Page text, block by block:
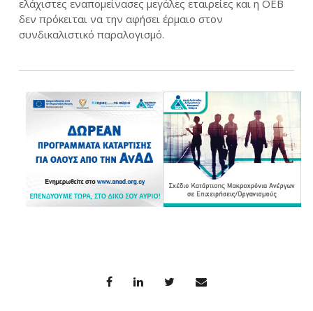
ελάχιστες εναπομείνασες μεγάλες εταιρείες και η ΟΕΒ
δεν πρόκειται να την αφήσει έρμαιο στον
συνδικαλιστικό παραλογισμό.